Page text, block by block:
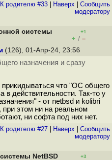
К родителю #33 Наверх
Cообщить
модератору
системы
+1
+ / –
(126), 01-Апр-24, 23:56
назначения и сразу
что "ОС общего
в действительности. Так-то у
- от netbsd и kolibri
при этом ни на реальном
ни софта под них нет.
К родителю #27 Наверх
Cообщить
модератору
NetBSD +3